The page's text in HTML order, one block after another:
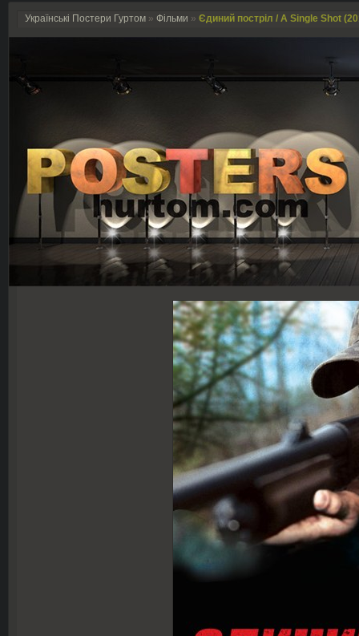
Українські Постери Гуртом » Фільми » Єдиний постріл / A Single Shot